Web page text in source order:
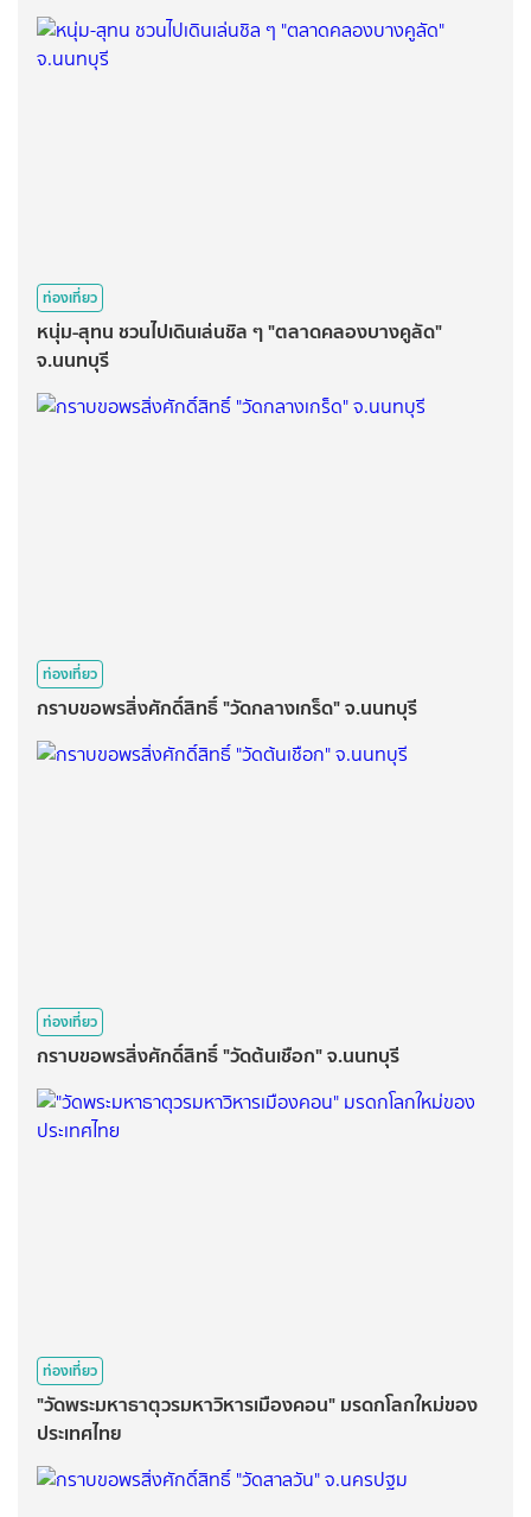
ท่องเที่ยว
หนุ่ม-สุทน ชวนไปเดินเล่นชิล ๆ "ตลาดคลองบางคูลัด"
จ.นนทบุรี
ท่องเที่ยว
กราบขอพรสิ่งศักดิ์สิทธิ์ "วัดกลางเกร็ด" จ.นนทบุรี
ท่องเที่ยว
กราบขอพรสิ่งศักดิ์สิทธิ์ "วัดต้นเชือก" จ.นนทบุรี
ท่องเที่ยว
"วัดพระมหาธาตุวรมหาวิหารเมืองคอน" มรดกโลกใหม่ของ
ประเทศไทย